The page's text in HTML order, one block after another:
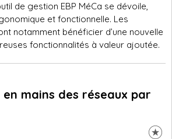
de gestion EBP MéCa se dévoile,
et fonctionnelle. Les
notamment bénéficier d’une nouvelle
fonctionnalités à valeur ajoutée.
mains des réseaux par